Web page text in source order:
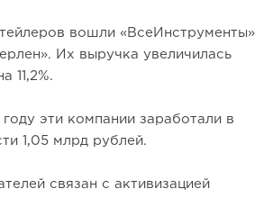
вошли «ВсеИнструменты»
Их выручка увеличилась
11,2%.
эти компании заработали в
1,05 млрд рублей.
связан с активизацией